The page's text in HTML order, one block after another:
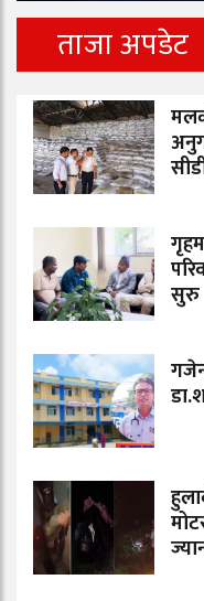
ताजा अपडेट
सुरु